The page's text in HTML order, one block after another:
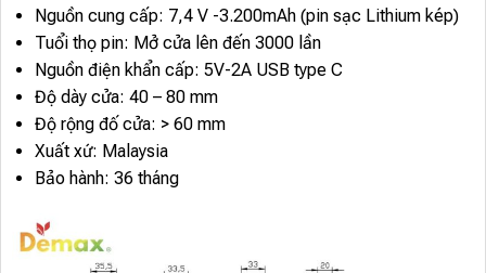
Nguồn cung cấp: 7,4 V -3.200mAh (pin sạc Lithium kép)
Tuổi thọ pin: Mở cửa lên đến 3000 lần
Nguồn điện khẩn cấp: 5V-2A USB type C
Độ dày cửa: 40 – 80 mm
Độ rộng đố cửa: > 60 mm
Xuất xứ: Malaysia
Bảo hành: 36 tháng